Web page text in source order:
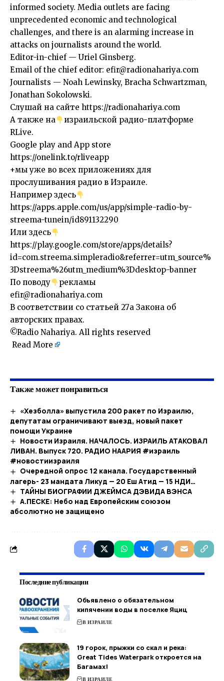
informed society. Media outlets are facing
unprecedented economic and technological
challenges, and there is an alarming increase in
attacks on journalists around the world.
Editor-in-chief — Uriel Ginsberg.
Email of the chief editor: efir@radionahariya.com
Journalists — Noah Lewinsky, Bracha Schwartzman,
Jonathan Sokolowski.
Слушай на сайте https://radionahariya.com
А также на
израильской радио-платформе
RLive.
Google play and App store
https://onelink.to/rliveapp
+мы уже во всех приложениях для
прослушивания радио в Израиле.
Например здесь
https://apps.apple.com/us/app/simple-radio-by-
streema-tunein/id891132290
Или здесь
https://play.google.com/store/apps/details?
id=com.streema.simpleradio&referrer=utm_source%
3Dstreema%26utm_medium%3Ddesktop-banner
По поводу
рекламы
efir@radionahariya.com
В соответствии со статьей 27a Закона об
авторских правах.
©Radio Nahariya. All rights reserved
Read More
Также может понравиться
«Хезболла» выпустила 200 ракет по Израилю,
депутатам ограничивают выезд, новый пакет
помощи Украине
Новости Израиля. НАЧАЛОСЬ. ИЗРАИЛЬ АТАКОВАЛ
ЛИВАН. Выпуск 720. РАДИО НААРИЯ #израиль
#новостиизраиля
Очередной опрос 12 канала. Государственный
лагерь- 23 мандата Ликуд — 20 Еш Атид — 15 НДИ…
ТАЙНЫ БИОГРАФИИ ДЖЕЙМСА ДЭВИДА ВЭНСА
А.ПЕСКЕ: Небо над Европейским союзом
абсолютно не защищено
Последние публикации
Объявлено о обязательном
кипячении воды в поселке Яциц
В ИЗРАИЛЕ
19 горок, прыжки со скал и река:
Great Tides Waterpark откроется на
Багамах!
В ИЗРАИЛЕ